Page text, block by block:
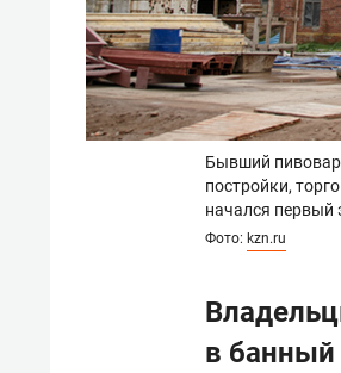
Бывший
постройки,
начался первый
Фото: kzn.ru
в банный